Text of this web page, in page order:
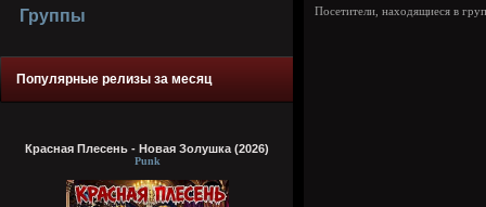
Группы
Популярные релизы за месяц
Красная Плесень - Новая Золушка (2026)
Punk
Посетители, находящиеся в